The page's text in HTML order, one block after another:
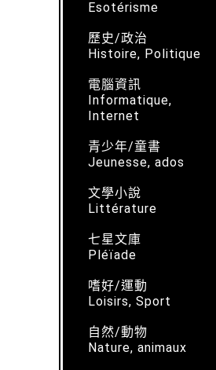
Esotérisme
歷史/政治
Histoire, Politique
電腦資訊
Informatique,
Internet
青少年/童書
Jeunesse, ados
文學小說
Littérature
七星文庫
Pléïade
嗜好/運動
Loisirs, Sport
自然/動物
Nature, animaux